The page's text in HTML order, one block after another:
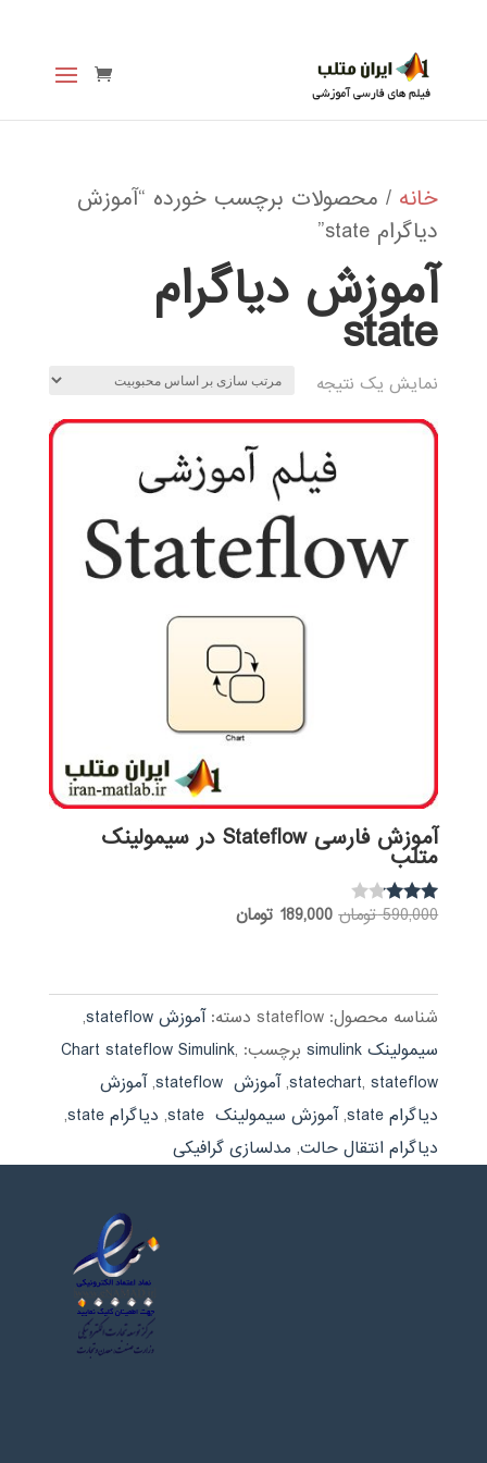
خانه / محصولات برچسب خورده “آموزش
دیاگرام state”
آموزش دیاگرام
state
نمایش یک نتیجه
آموزش فارسی Stateflow در سیمولینک
متلب
نمره
590,000 تومان قیمت
بود.
189,000 تومانقیمت
شناسه محصول: stateflow دسته:آموزش stateflow
,
سیمولینک simulink
برچسب: Chart stateflow Simulink,
statechart,stateflow
,آموزش stateflow ,آموزش
دیاگرام state
,آموزش سیمولینک state , دیاگرام state
,
دیاگرام انتقال حالت, مدلسازی گرافیکی